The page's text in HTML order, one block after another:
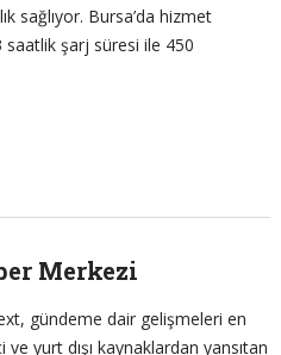
sağlıyor. Bursa’da hizmet
saatlik şarj süresi ile 450
Merkezi
gündeme dair gelişmeleri en
ve yurt dışı kaynaklardan yansıtan